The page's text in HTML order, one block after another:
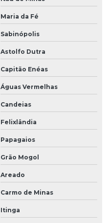
Maria da Fé
Sabinópolis
Astolfo Dutra
Capitão Enéas
Águas Vermelhas
Candeias
Felixlândia
Papagaios
Grão Mogol
Areado
Carmo de Minas
Itinga